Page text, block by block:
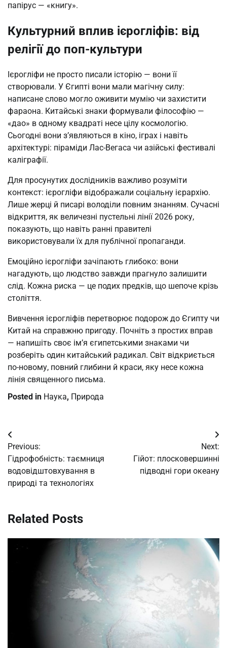
папірус — «книгу».
Культурний вплив ієрогліфів: від
релігії до поп-культури
Ієрогліфи не просто писали історію — вони її
створювали. У Єгипті вони мали магічну силу:
написане слово могло оживити мумію чи захистити
фараона. Китайські знаки формували філософію —
«дао» в одному квадраті несе цілу космологію.
Сьогодні вони з’являються в кіно, іграх і навіть
архітектурі: піраміди Лас-Вегаса чи азійські фестивалі
каліграфії.
Для просунутих дослідників важливо розуміти
контекст: ієрогліфи відображали соціальну ієрархію.
Лише жерці й писарі володіли повним знанням. Сучасні
відкриття, як величезні пустельні лінії 2026 року,
показують, що навіть ранні правителі
використовували їх для публічної пропаганди.
Емоційно ієрогліфи зачіпають глибоко: вони
нагадують, що людство завжди прагнуло залишити
слід. Кожна риска — це подих предків, що шепоче крізь
століття.
Вивчення ієрогліфів перетворює подорож до Єгипту чи
Китай на справжню пригоду. Почніть з простих вправ
— напишіть своє ім’я єгипетськими знаками чи
розберіть один китайський радикал. Світ відкриється
по-новому, повний глибини й краси, яку несе кожна
лінія священного письма.
Posted in Наука, Природа
Post
navigation
Previous:
Гідрофобність: таємниця
водовідштовхування в
природі та технологіях
Next:
Гійот: плосковершинні
підводні гори океану
Related Posts